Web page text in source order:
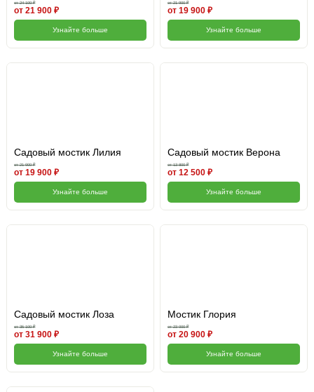
от 24 100 ₽
от 21 900 ₽
Узнайте больше
от 21 900 ₽
от 19 900 ₽
Узнайте больше
Садовый мостик Лилия
от 21 900 ₽
от 19 900 ₽
Узнайте больше
Садовый мостик Верона
от 13 800 ₽
от 12 500 ₽
Узнайте больше
Садовый мостик Лоза
от 35 100 ₽
от 31 900 ₽
Узнайте больше
Мостик Глория
от 23 000 ₽
от 20 900 ₽
Узнайте больше